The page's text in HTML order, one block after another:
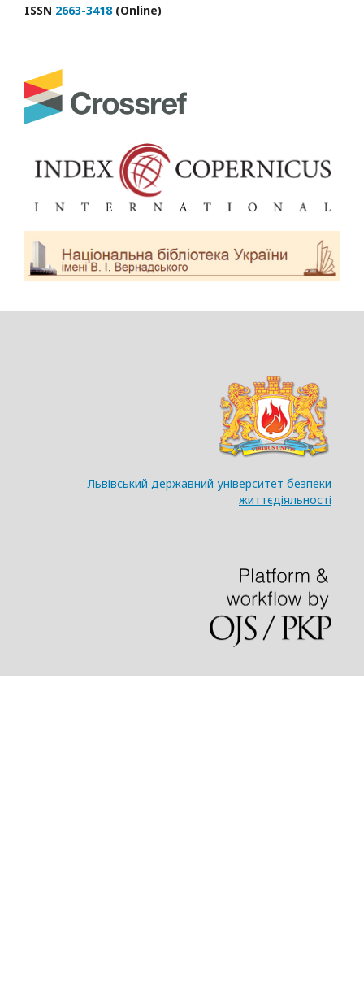
ISSN 2663-3418(Online)
Львівський державний університет безпеки
життєдіяльності